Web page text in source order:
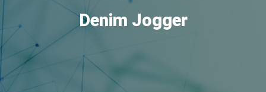
Denim Jogger